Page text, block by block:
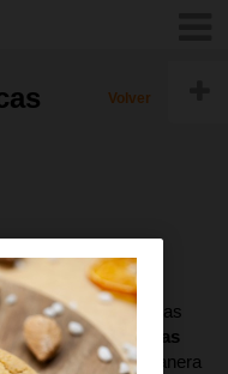
Volver
destinada a las
de las
velcros…), de manera